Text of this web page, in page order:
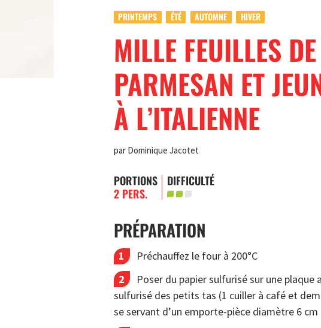
PRINTEMPS ÉTÉ AUTOMNE HIVER
MILLE FEUILLES
PARMESAN ET
À L’ITALIENNE
par Dominique Jacotet
PORTIONS
2 PERS.
DIFFICULTÉ
PRÉPARATION
Préchauffez le four à 200°C
Poser du papier sulfurisé sur une plaque
sulfurisé des petits tas (1 cuiller à café et
se servant d’un emporte-pièce diamètre 6